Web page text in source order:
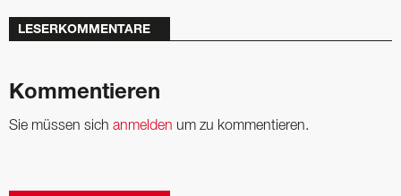
LESERKOMMENTARE
Kommentieren
Sie müssen sich anmelden um zu kommentieren.